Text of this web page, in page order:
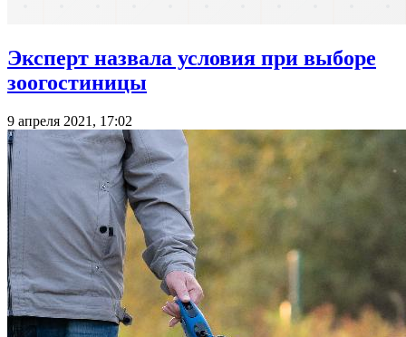
Эксперт назвала условия при выборе
зоогостиницы
9 апреля 2021, 17:02